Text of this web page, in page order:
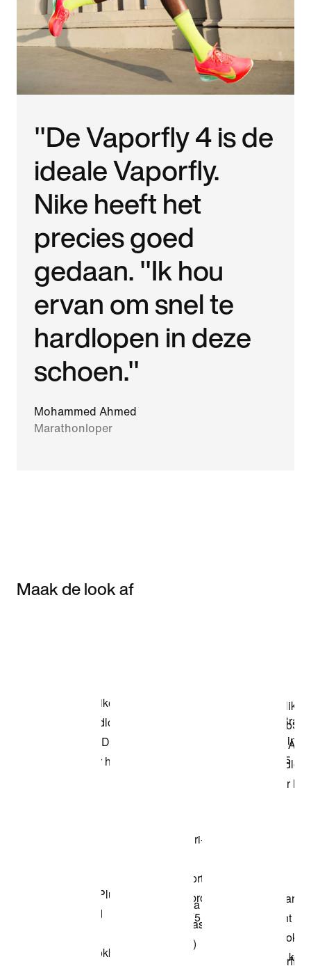
"De Vaporfly 4 is de
ideale Vaporfly.
Nike heeft het
precies goed
gedaan. "Ik hou
ervan om snel te
hardlopen in deze
schoen."
Mohammed Ahmed
Marathonloper
Maak de look af